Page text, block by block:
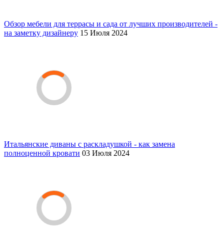
Обзор мебели для террасы и сада от лучших производителей -
на заметку дизайнеру 15 Июля 2024
Итальянские диваны с раскладушкой - как замена
полноценной кровати 03 Июля 2024